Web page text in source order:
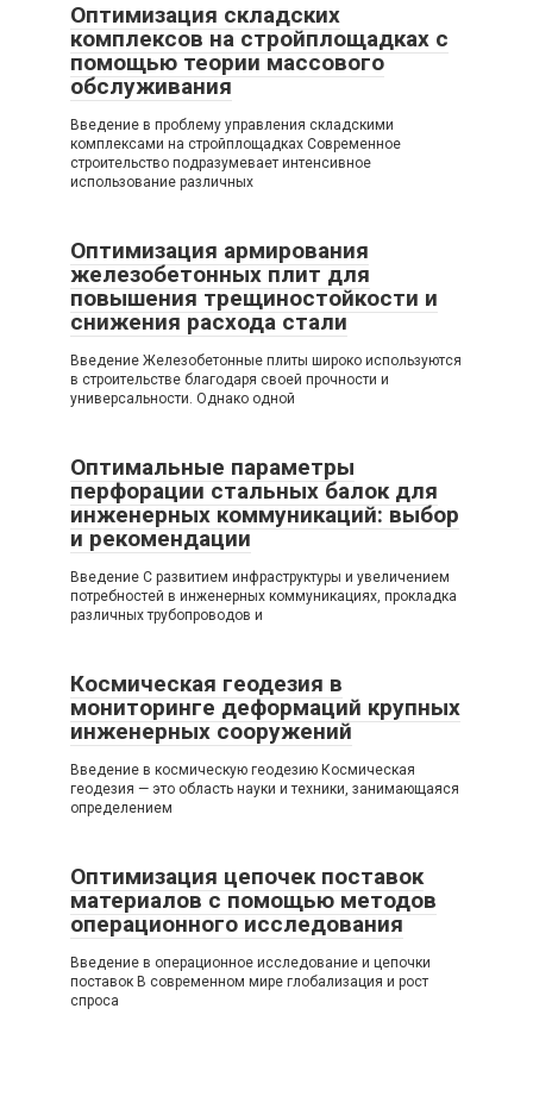
Оптимизация складских
комплексов на стройплощадках с
помощью теории массового
обслуживания
Введение в проблему управления складскими
комплексами на стройплощадках Современное
строительство подразумевает интенсивное
использование различных
Оптимизация армирования
железобетонных плит для
повышения трещиностойкости и
снижения расхода стали
Введение Железобетонные плиты широко используются
в строительстве благодаря своей прочности и
универсальности. Однако одной
Оптимальные параметры
перфорации стальных балок для
инженерных коммуникаций: выбор
и рекомендации
Введение С развитием инфраструктуры и увеличением
потребностей в инженерных коммуникациях, прокладка
различных трубопроводов и
Космическая геодезия в
мониторинге деформаций крупных
инженерных сооружений
Введение в космическую геодезию Космическая
геодезия — это область науки и техники, занимающаяся
определением
Оптимизация цепочек поставок
материалов с помощью методов
операционного исследования
Введение в операционное исследование и цепочки
поставок В современном мире глобализация и рост
спроса